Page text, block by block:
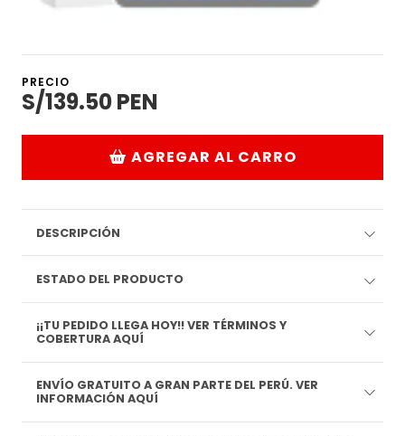
PRECIO
S/139.50 PEN
AGREGAR AL CARRO
DESCRIPCIÓN
ESTADO DEL PRODUCTO
¡¡TU PEDIDO LLEGA HOY!! VER TÉRMINOS Y
COBERTURA AQUÍ
ENVÍO GRATUITO A GRAN PARTE DEL PERÚ. VER
INFORMACIÓN AQUÍ